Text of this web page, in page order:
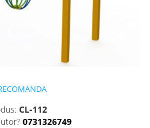
CL-112
0731326749